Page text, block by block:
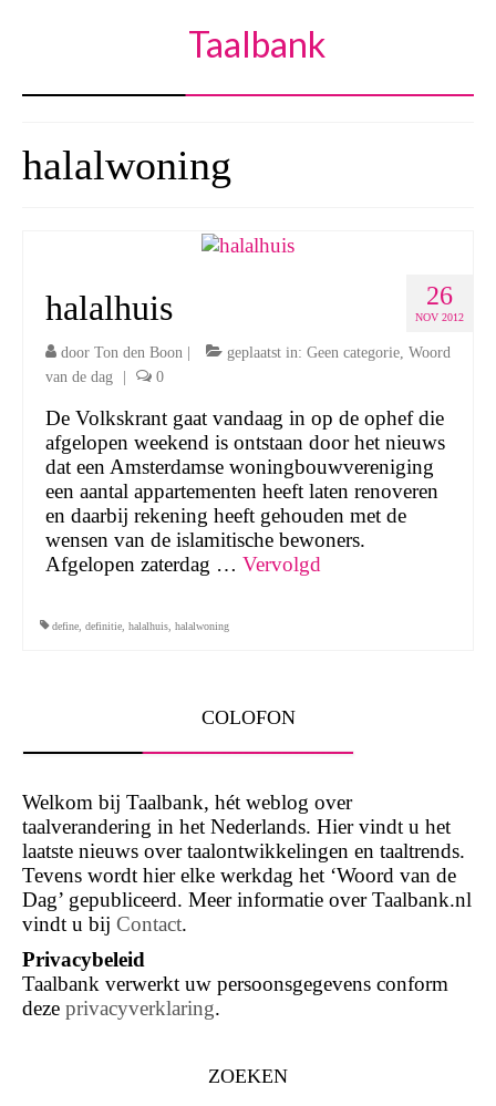
Taalbank
halalwoning
26
NOV 2012
halalhuis
door Ton den Boon | geplaatst in: Geen categorie Woord
van de dag
| 0
De Volkskrant gaat vandaag in op de ophef die
afgelopen weekend is ontstaan door het nieuws
dat een Amsterdamse woningbouwvereniging
een aantal appartementen heeft laten renoveren
en daarbij rekening heeft gehouden met de
wensen van de islamitische bewoners.
Afgelopen zaterdag … Vervolgd
define definitie halalhuis halalwoning
COLOFON
Welkom bij Taalbank, hét weblog over
taalverandering in het Nederlands. Hier vindt u het
laatste nieuws over taalontwikkelingen en taaltrends.
Tevens wordt hier elke werkdag het ‘Woord van de
Dag’ gepubliceerd. Meer informatie over Taalbank.nl
vindt u bij Contact.
Privacybeleid
Taalbank verwerkt uw persoonsgegevens conform
deze privacyverklaring.
ZOEKEN